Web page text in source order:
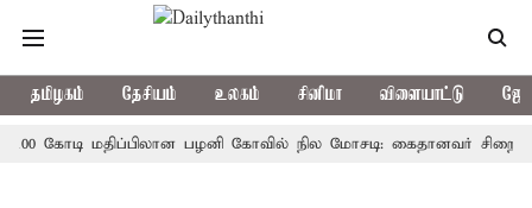
தமிழகம் தேசியம் உலகம் சினிமா விளையாட்டு
மதிப்பிலான பழனி கோவில் நில மோசடி: கைதானவர் சிறையில்